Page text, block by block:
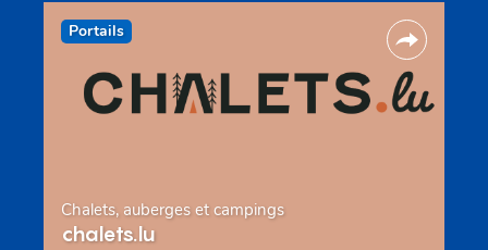
Portails
Chalets, auberges et campings
chalets.lu